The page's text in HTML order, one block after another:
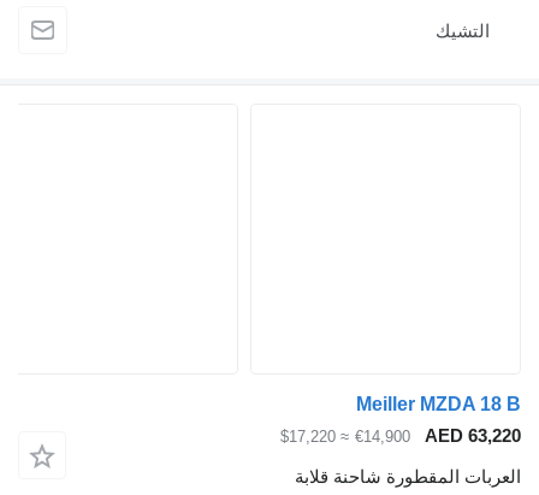
التشيك
Meiller MZDA 18 B
AED 63,220
€14,900
≈ $17,220
العربات المقطورة شاحنة قلابة